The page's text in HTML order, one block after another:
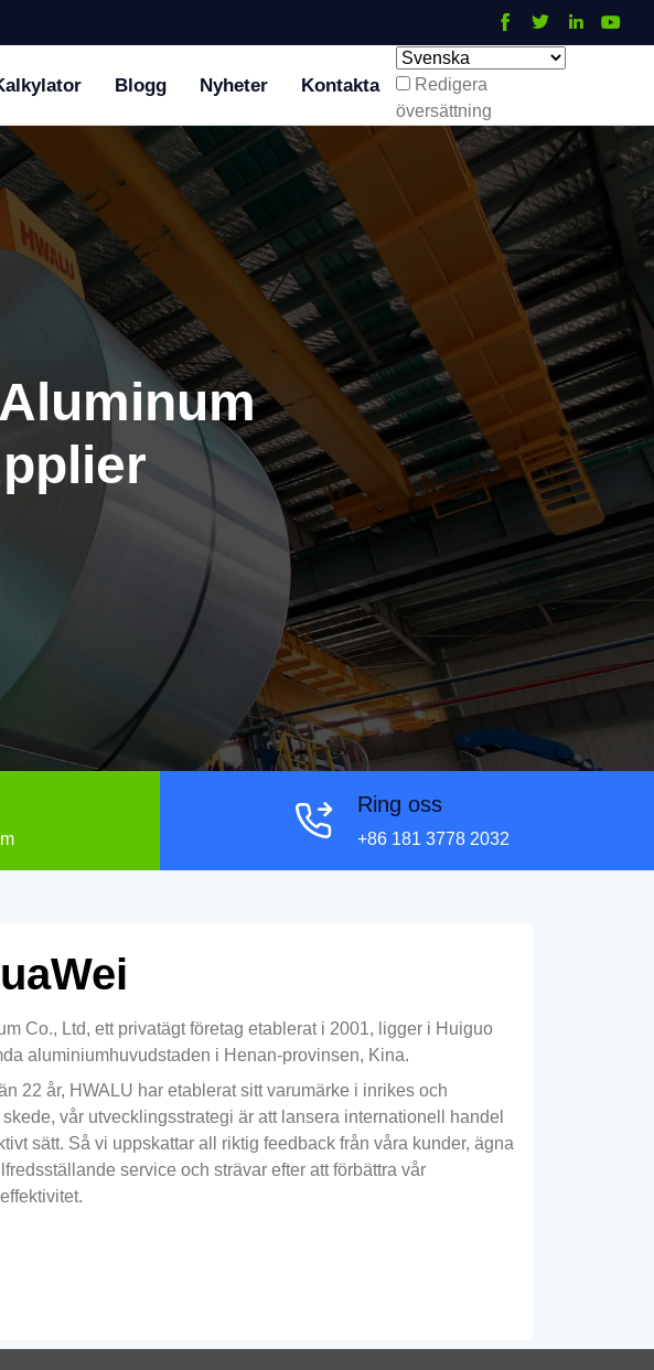
Blogg Nyheter Kontakta
Redigera
översättning
Ring oss
+86 181 3778 2032
Co., Ltd, ett privatägt företag etablerat i 2001, ligger i Huiguo
aluminiumhuvudstaden i Henan-provinsen, Kina.
22 år, HWALU har etablerat sitt varumärke i inrikes och
vår utvecklingsstrategi är att lansera internationell handel
sätt. Så vi uppskattar all riktig feedback från våra kunder, ägna
service och strävar efter att förbättra vår